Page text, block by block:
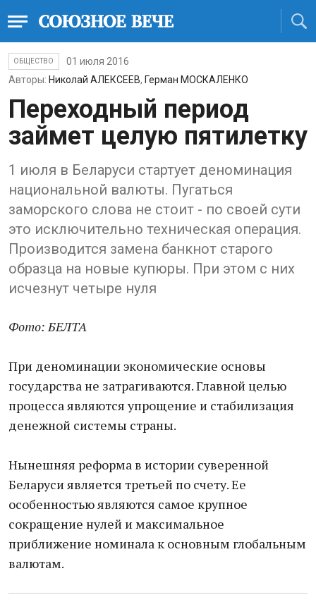
ОБЩЕСТВО
01 июля 2016
Авторы: Николай АЛЕКСЕЕВ, Герман МОСКАЛЕНКО
Переходный период
займет целую пятилетку
1 июля в Беларуси стартует деноминация
национальной валюты. Пугаться
заморского слова не стоит - по своей сути
это исключительно техническая операция.
Производится замена банкнот старого
образца на новые купюры. При этом с них
исчезнут четыре нуля
Фото: БЕЛТА
При деноминации экономические основы
государства не затрагиваются. Главной целью
процесса являются упрощение и стабилизация
денежной системы страны.
Нынешняя реформа в истории суверенной
Беларуси является третьей по счету. Ее
особенностью являются самое крупное
сокращение нулей и максимальное
приближение номинала к основным глобальным
валютам.